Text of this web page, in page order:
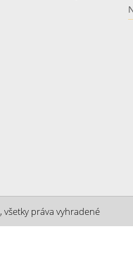
, všetky práva vyhradené